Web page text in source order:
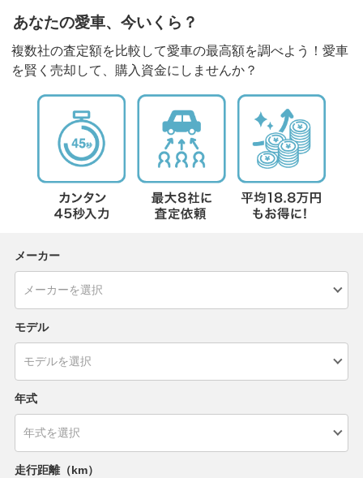
あなたの愛車、今いくら？
複数社の査定額を比較して愛車の最高額を調べよう！愛車
を賢く売却して、購入資金にしませんか？
メーカー
モデル
年式
走行距離（km）